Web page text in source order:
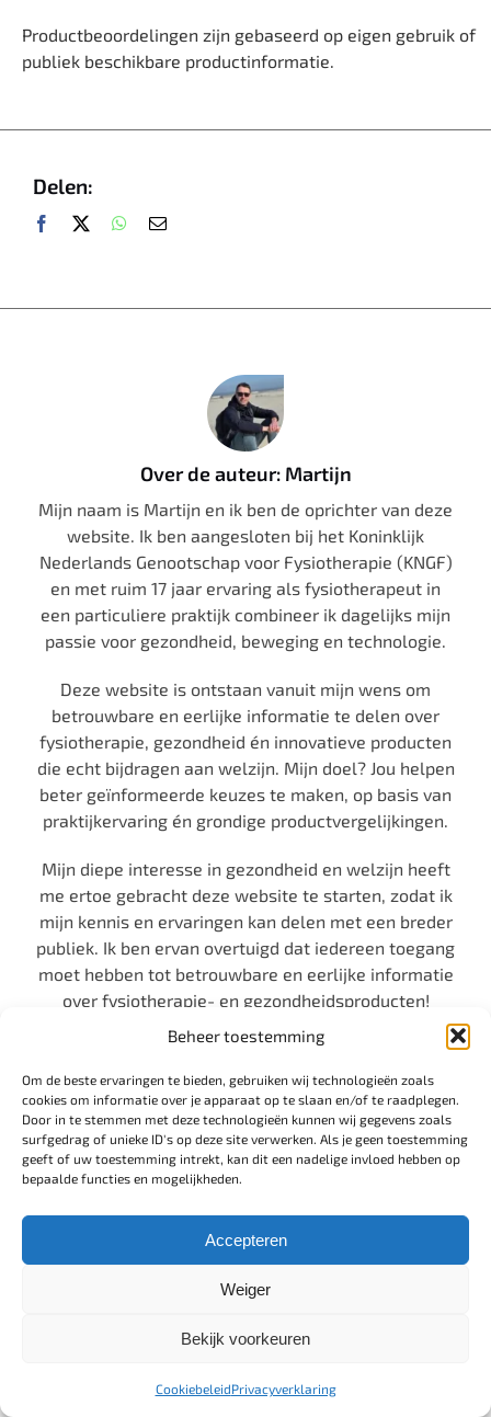
Beheer toestemming
Om de beste ervaringen te bieden, gebruiken wij technologieën zoals
cookies om informatie over je apparaat op te slaan en/of te raadplegen.
Door in te stemmen met deze technologieën kunnen wij gegevens zoals
surfgedrag of unieke ID's op deze site verwerken. Als je geen toestemming
geeft of uw toestemming intrekt, kan dit een nadelige invloed hebben op
bepaalde functies en mogelijkheden.
Accepteren
Weiger
Bekijk voorkeuren
CookiebeleidPrivacyverklaring
Productbeoordelingen zijn gebaseerd op eigen gebruik of
publiek beschikbare productinformatie.
Delen:
Over de auteur: Martijn
Mijn naam is Martijn en ik ben de oprichter van deze
website. Ik ben aangesloten bij het Koninklijk
Nederlands Genootschap voor Fysiotherapie (KNGF)
en met ruim 17 jaar ervaring als fysiotherapeut in
een particuliere praktijk combineer ik dagelijks mijn
passie voor gezondheid, beweging en technologie.
Deze website is ontstaan vanuit mijn wens om
betrouwbare en eerlijke informatie te delen over
fysiotherapie, gezondheid én innovatieve producten
die echt bijdragen aan welzijn. Mijn doel? Jou helpen
beter geïnformeerde keuzes te maken, op basis van
praktijkervaring én grondige productvergelijkingen.
Mijn diepe interesse in gezondheid en welzijn heeft
me ertoe gebracht deze website te starten, zodat ik
mijn kennis en ervaringen kan delen met een breder
publiek. Ik ben ervan overtuigd dat iedereen toegang
moet hebben tot betrouwbare en eerlijke informatie
over fysiotherapie- en gezondheidsproducten!
Op deze pagina staan affiliate links. Dat betekent
dat ik een kleine vergoeding ontvang wanneer je via
zo’n link iets koopt, zonder extra kosten voor jou. Zo
kan ik deze website blijven ontwikkelen met eerlijke
en praktijkgerichte informatie.
Gerelateerde berichten